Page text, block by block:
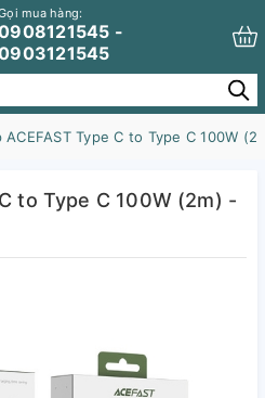
mua hàng:
-
ACEFAST Type C to Type C 100W
to Type C 100W (2m) -